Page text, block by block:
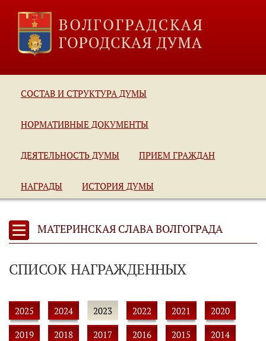
СОСТАВ И СТРУКТУРА ДУМЫ
НОРМАТИВНЫЕ ДОКУМЕНТЫ
ДЕЯТЕЛЬНОСТЬ ДУМЫ ПРИЕМ ГРАЖДАН
НАГРАДЫ ИСТОРИЯ ДУМЫ
МАТЕРИНСКАЯ СЛАВА ВОЛГОГРАДА
СПИСОК НАГРАЖДЕННЫХ
2025 2024 2023 2022 2021
2020
2019
2018 2017 2016 2015
2014